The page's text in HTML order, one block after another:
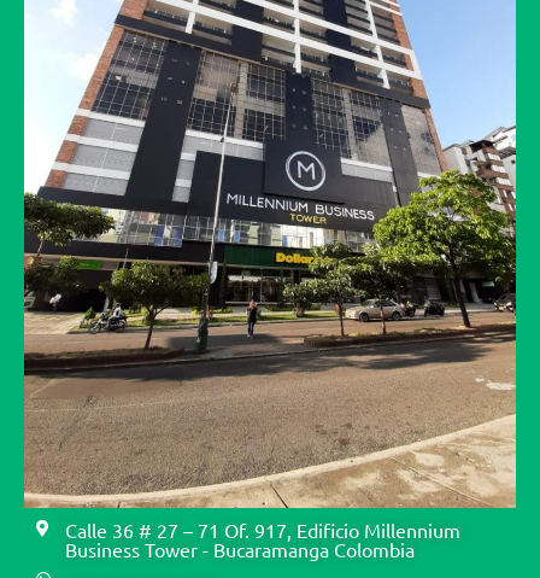
Calle 36 # 27 – 71 Of. 917, Edificio Millennium
Business Tower - Bucaramanga Colombia